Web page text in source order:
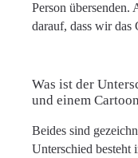
Person übersenden.
darauf, dass wir das
Was ist der
und einem
Beides sind
Unterschied besteht